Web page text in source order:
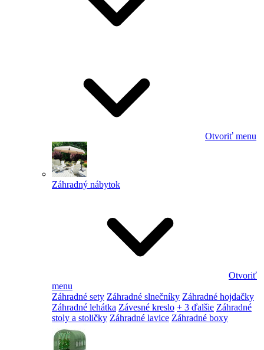
Otvoriť menu
Záhradný nábytok
Otvoriť
menu
Záhradné sety Záhradné slnečníky Záhradné hojdačky
Záhradné lehátka Závesné kreslo + 3 ďalšie Záhradné
stoly a stoličky Záhradné lavice Záhradné boxy